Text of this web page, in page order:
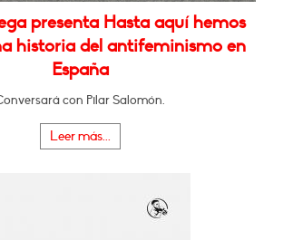
presenta Hasta aquí hemos
historia del antifeminismo en
España
con Pilar Salomón.
Leer más...